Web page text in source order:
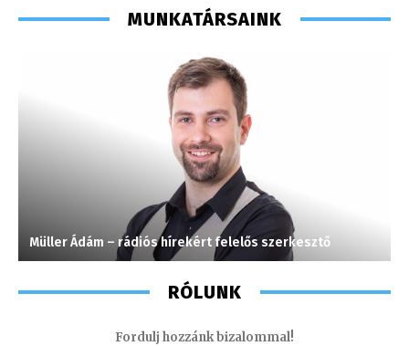
MUNKATÁRSAINK
Müller Ádám – rádiós hírekért felelős szerkesztő
RÓLUNK
Fordulj hozzánk bizalommal!